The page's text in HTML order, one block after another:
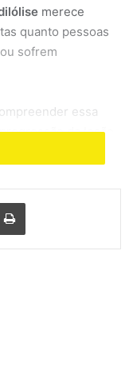
merece
quanto pessoas
sofrem
essa
da lesão
quando o
consegue
do dia a dia.
o que é a
principais
tratamentos
e quais
com segurança.
mail Imprimir